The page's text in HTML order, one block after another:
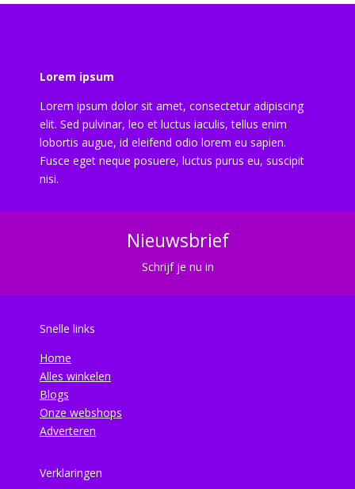
Lorem ipsum
Lorem ipsum dolor sit amet, consectetur adipiscing
elit. Sed pulvinar, leo et luctus iaculis, tellus enim
lobortis augue, id eleifend odio lorem eu sapien.
Fusce eget neque posuere, luctus purus eu, suscipit
nisi.
Nieuwsbrief
Schrijf je nu in
Snelle links
Home
Alles winkelen
Blogs
Onze webshops
Adverteren
Verklaringen